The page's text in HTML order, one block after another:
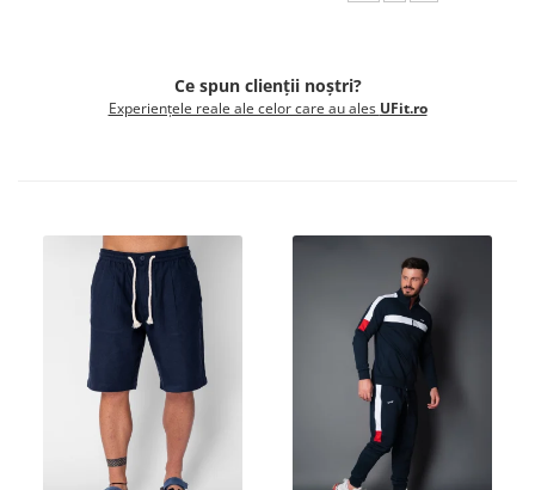
Ce spun clienții noștri?
Experiențele reale ale celor care au ales UFit.ro